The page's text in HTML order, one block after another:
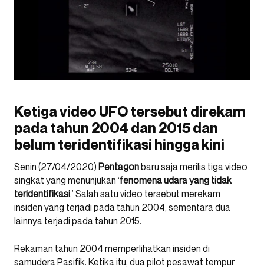
Ketiga video UFO tersebut direkam
pada tahun 2004 dan 2015 dan
belum teridentifikasi hingga kini
Senin (27/04/2020) Pentagonbaru saja merilis tiga video
singkat yang menunjukan ‘fenomena udara yang tidak
teridentifikasi.’ Salah satu video tersebut merekam
insiden yang terjadi pada tahun 2004, sementara dua
lainnya terjadi pada tahun 2015.
Rekaman tahun 2004 memperlihatkan insiden di
samudera Pasifik. Ketika itu, dua pilot pesawat tempur